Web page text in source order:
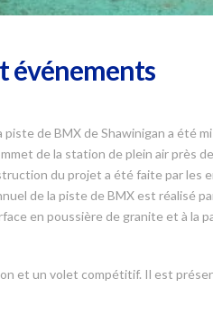
événements
de BMX de Shawinigan a été
de la station de plein air près
du projet a été faite par les
de la piste de BMX est réalisé
en poussière de granite et à la
et un volet compétitif. Il est